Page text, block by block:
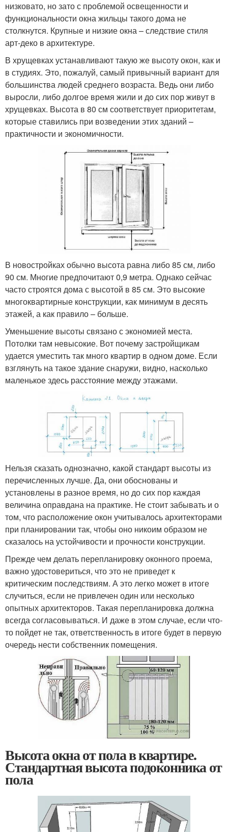
низковато, но зато с проблемой освещенности и
функциональности окна жильцы такого дома не
столкнутся. Крупные и низкие окна – следствие стиля
арт-деко в архитектуре.
В хрущевках устанавливают такую же высоту окон, как и
в студиях. Это, пожалуй, самый привычный вариант для
большинства людей среднего возраста. Ведь они либо
выросли, либо долгое время жили и до сих пор живут в
хрущевках. Высота в 80 см соответствует приоритетам,
которые ставились при возведении этих зданий –
практичности и экономичности.
В новостройках обычно высота равна либо 85 см, либо
90 см. Многие предпочитают 0,9 метра. Однако сейчас
часто строятся дома с высотой в 85 см. Это высокие
многоквартирные конструкции, как минимум в десять
этажей, а как правило – больше.
Уменьшение высоты связано с экономией места.
Потолки там невысокие. Вот почему застройщикам
удается уместить так много квартир в одном доме. Если
взглянуть на такое здание снаружи, видно, насколько
маленькое здесь расстояние между этажами.
Нельзя сказать однозначно, какой стандарт высоты из
перечисленных лучше. Да, они обоснованы и
установлены в разное время, но до сих пор каждая
величина оправдана на практике. Не стоит забывать и о
том, что расположение окон учитывалось архитекторами
при планировании так, чтобы оно никоим образом не
сказалось на устойчивости и прочности конструкции.
Прежде чем делать перепланировку оконного проема,
важно удостовериться, что это не приведет к
критическим последствиям. А это легко может в итоге
случиться, если не привлечен один или несколько
опытных архитекторов. Такая перепланировка должна
всегда согласовываться. И даже в этом случае, если что-
то пойдет не так, ответственность в итоге будет в первую
очередь нести собственник помещения.
Высота окна от пола в квартире.
Стандартная высота подоконника от
пола